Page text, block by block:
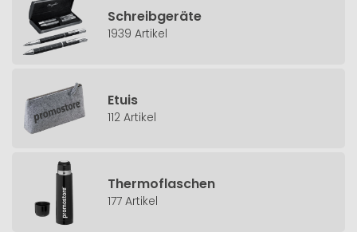
Schreibgeräte
1939 Artikel
Etuis
112 Artikel
Thermoflaschen
177 Artikel